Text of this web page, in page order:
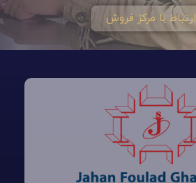
ارتباط با مرکز فروش